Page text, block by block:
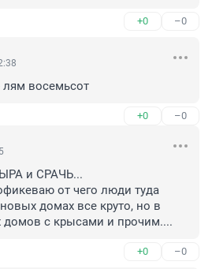
+0 –0
лям восемьсот
+0 –0
и СРАЧЬ...
от чего люди туда
домах все круто, но в
домов с крысами и прочим....
+0 –0